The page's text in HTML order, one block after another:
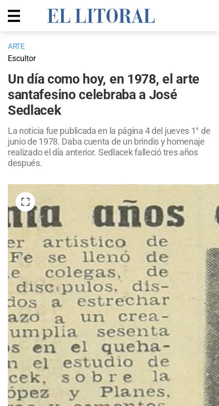
ARTE
Escultor
Un día como hoy, en 1978, el arte
santafesino celebraba a José
Sedlacek
La noticia fue publicada en la página 4 del jueves 1° de
junio de 1978. Daba cuenta de un brindis y homenaje
realizado el día anterior. Sedlacek falleció tres años
después.